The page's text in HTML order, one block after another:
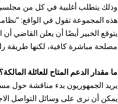
وذلك يتطلب أغلبية في كل من
هذه المجموعة تقول في الواقع:
يتوقع الخبير أيضًا أن يعلن القاضي
مصلحة مباشرة كافية، لكنها طريقة
ما مقدار الدعم المتاح للعائلة المالكة؟
يريد الجمهوريون بدء مناقشة حول
يمكن أن نرى على وسائل التواصل